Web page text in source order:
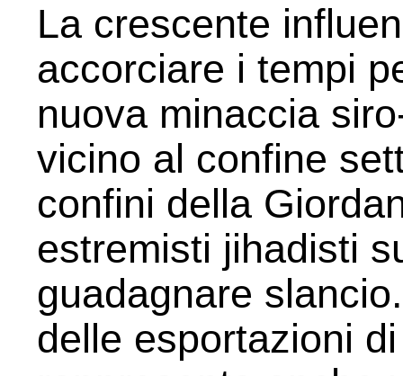
La crescente
accorciare i tempi
nuova minaccia
vicino al confine
confini della
estremisti jihadisti
guadagnare
delle esportazioni